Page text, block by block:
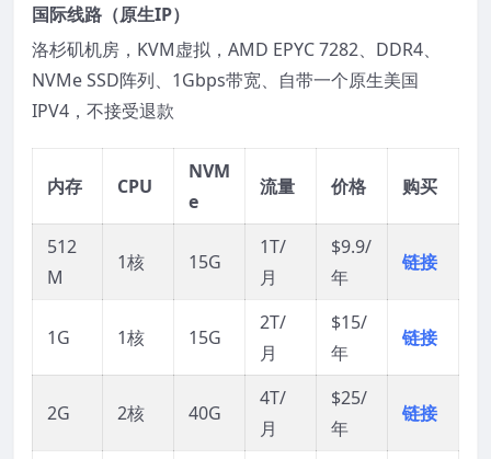
国际线路 （原生IP）
洛杉矶机房，KVM虚拟，AMD EPYC 7282、DDR4、
NVMe SSD阵列、1Gbps带宽、自带一个原生美国
IPV4，不接受退款
内存 CPU
NVM
e
流量 价格 购买
512
M
1核 15G
1T/
月
$9.9/
年
链接
1G 1核 15G
2T/
月
$15/
年
链接
2G 2核 40G
4T/
月
$25/
年
链接